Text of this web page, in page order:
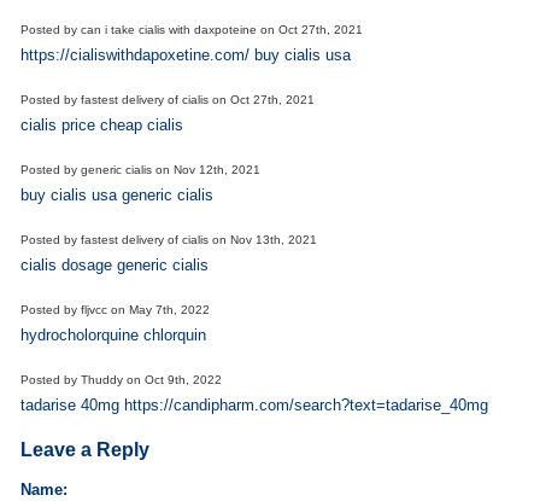
Posted bycan i take cialis with daxpoteineonOct 27th, 2021
https://cialiswithdapoxetine.com/ buy cialis usa
Posted byfastest delivery of cialisonOct 27th, 2021
cialis price cheap cialis
Posted bygeneric cialisonNov 12th, 2021
buy cialis usa generic cialis
Posted byfastest delivery of cialisonNov 13th, 2021
cialis dosage generic cialis
Posted byfljvcconMay 7th, 2022
hydrocholorquine chlorquin
Posted byThuddyonOct 9th, 2022
tadarise 40mg https://candipharm.com/search?text=tadarise_40mg
Leave a Reply
Name: